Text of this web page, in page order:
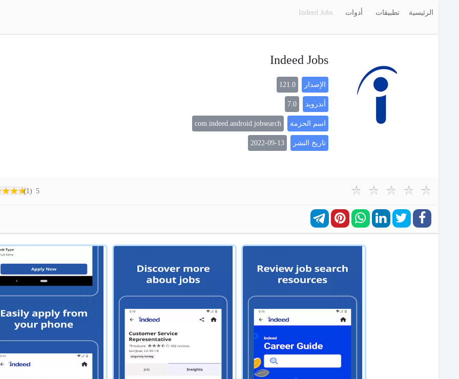
الرئيسية تطبيقات أدوات Indeed Jobs
Indeed Jobs
الإصدار 121.0
أندرويد 7.0
اسم الحزمة com.indeed.android.jobsearch
تاريخ النشر 2022-09-13
5
(1)